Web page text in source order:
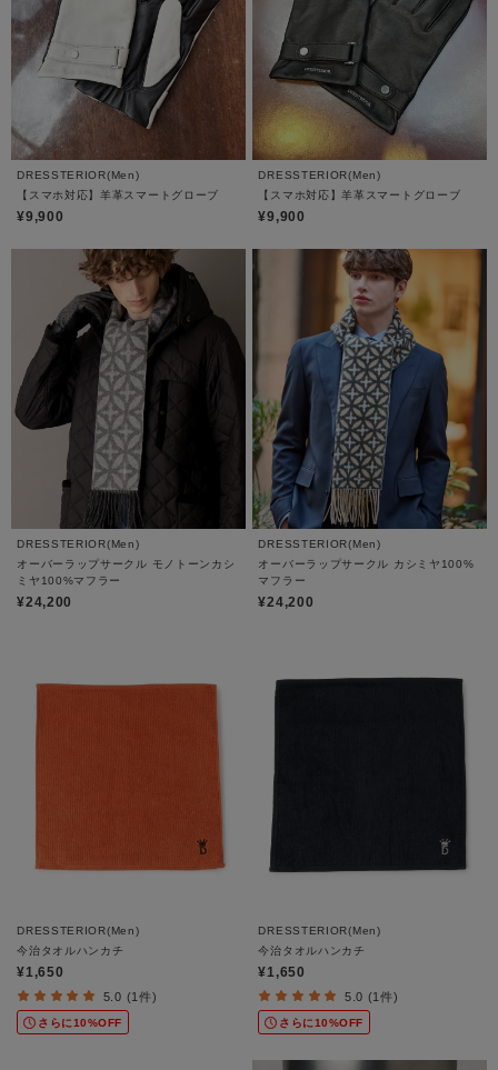
DRESSTERIOR(Men)
【スマホ対応】羊革スマートグローブ
¥9,900
DRESSTERIOR(Men)
【スマホ対応】羊革スマートグローブ
¥9,900
DRESSTERIOR(Men)
オーバーラップサークル モノトーンカシ
ミヤ100%マフラー
¥24,200
DRESSTERIOR(Men)
オーバーラップサークル カシミヤ100%
マフラー
¥24,200
DRESSTERIOR(Men)
今治タオルハンカチ
¥1,650
5.0 (1件)
さらに10%OFF
DRESSTERIOR(Men)
今治タオルハンカチ
¥1,650
5.0 (1件)
さらに10%OFF